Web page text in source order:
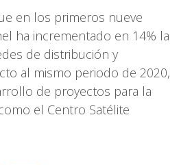
en los primeros nueve
ha incrementado en 14% la
de distribución y
al mismo periodo de 2020,
de proyectos para la
el Centro Satélite